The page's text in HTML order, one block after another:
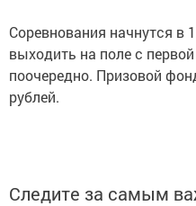
Соревнования начнутся в
выходить на поле с
поочередно. Призовой
рублей.
Следите за самым